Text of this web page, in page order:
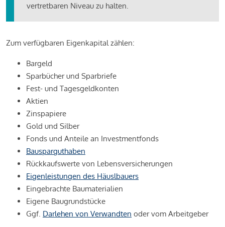
vertretbaren Niveau zu halten.
Zum verfügbaren Eigenkapital zählen:
Bargeld
Sparbücher und Sparbriefe
Fest- und Tagesgeldkonten
Aktien
Zinspapiere
Gold und Silber
Fonds und Anteile an Investmentfonds
Bausparguthaben
Rückkaufswerte von Lebensversicherungen
Eigenleistungen des Häuslbauers
Eingebrachte Baumaterialien
Eigene Baugrundstücke
Ggf. Darlehen von Verwandten oder vom Arbeitgeber